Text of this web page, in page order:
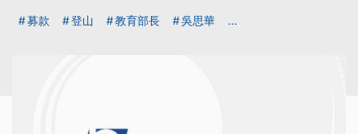
募款 登山 教育部長 吳思華 ...